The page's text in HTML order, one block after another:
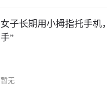
女子长期用小拇指托手机
手”
暂无